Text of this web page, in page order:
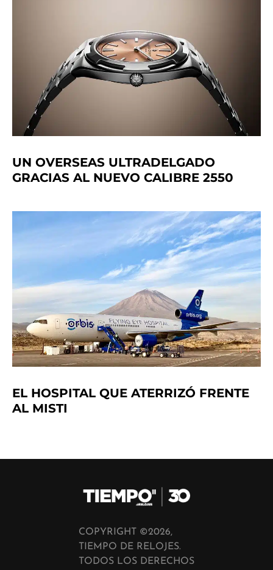
UN OVERSEAS ULTRADELGADO
GRACIAS AL NUEVO CALIBRE 2550
EL HOSPITAL QUE ATERRIZÓ FRENTE
AL MISTI
COPYRIGHT ©2026,
TIEMPO DE RELOJES.
TODOS LOS DERECHOS